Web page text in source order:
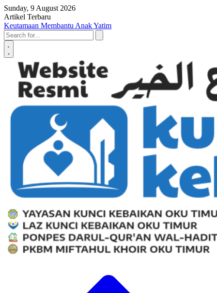
Skip to content
Sunday, 9 August 2026
Artikel Terbaru
Penyerahan SK LAZ Kunci Kebaikan OKU Timur, Tonggak Baru
Penguatan Pelayanan Umat